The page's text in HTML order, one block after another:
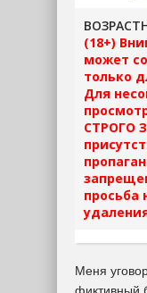
(18+)
может
только
Для
СТРОГО
просьба
Меня